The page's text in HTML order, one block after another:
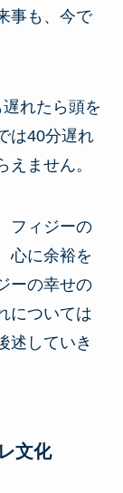
事も、今で
れたら頭を
は40分遅れ
ません。
フィジーの
心に余裕を
ーの幸せの
については
述していき
文化